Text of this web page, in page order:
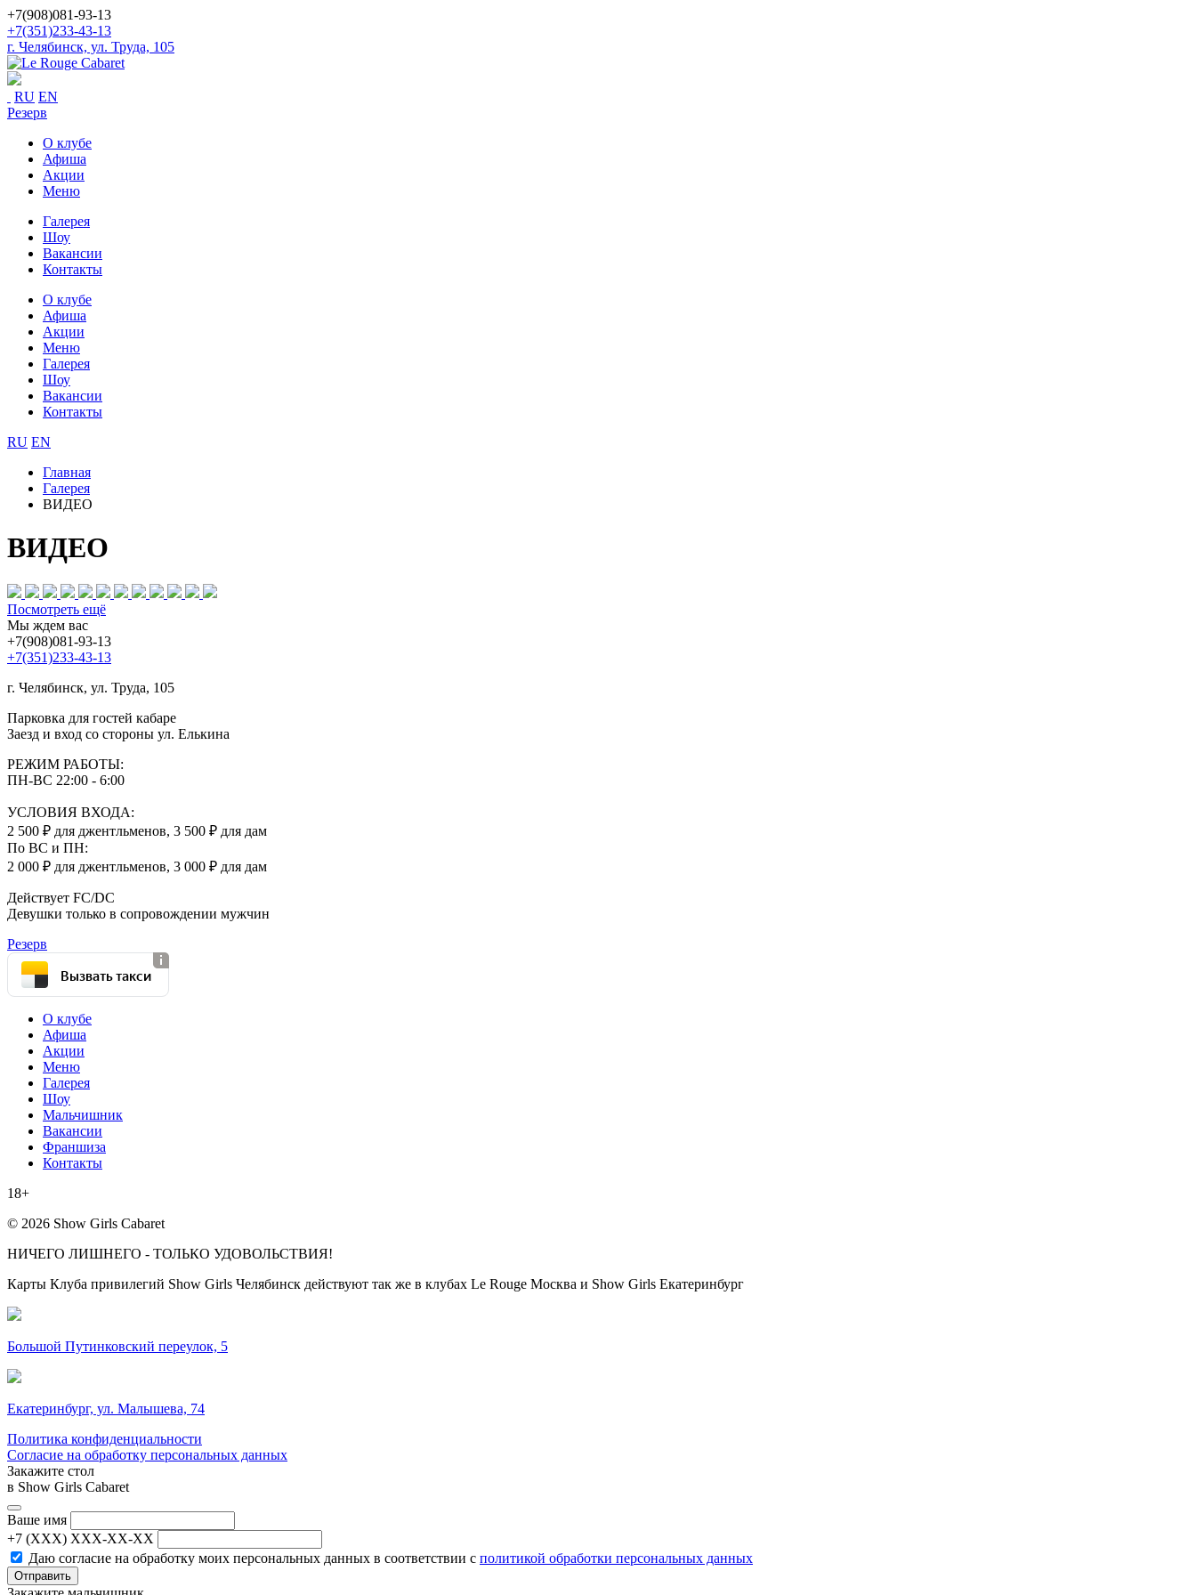
+7(908)081-93-13
+7(351)233-43-13
г. Челябинск, ул. Труда, 105
RU EN
Резерв
О клубе
Афиша
Акции
Меню
Галерея
Шоу
Вакансии
Контакты
О клубе
Афиша
Акции
Меню
Галерея
Шоу
Вакансии
Контакты
RU EN
Главная
Галерея
ВИДЕО
ВИДЕО
Посмотреть ещё
Мы ждем вас
+7(908)081-93-13
+7(351)233-43-13
г. Челябинск, ул. Труда, 105
Парковка для гостей кабаре
Заезд и вход со стороны ул. Елькина
РЕЖИМ РАБОТЫ:
ПН-ВС 22:00 - 6:00
УСЛОВИЯ ВХОДА:
2 500 ₽ для джентльменов, 3 500 ₽ для дам
По ВС и ПН:
2 000 ₽ для джентльменов, 3 000 ₽ для дам
Действует FC/DC
Девушки только в сопровождении мужчин
Резерв
Вызвать такси
О клубе
Афиша
Акции
Меню
Галерея
Шоу
Мальчишник
Вакансии
Франшиза
Контакты
18+
© 2026 Show Girls Cabaret
НИЧЕГО ЛИШНЕГО - ТОЛЬКО УДОВОЛЬСТВИЯ!
Карты Клуба привилегий Show Girls Челябинск действуют так же в клубах Le Rouge Москва и Show Girls Екатеринбург
Большой Путинковский переулок, 5
Екатеринбург, ул. Малышева, 74
Политика конфиденциальности
Согласие на обработку персональных данных
Закажите стол
в Show Girls Cabaret
Ваше имя
+7 (XXX) XXX-XX-XX
Даю согласие на обработку моих персональных данных в соответствии с политикой обработки персональных данных
Отправить